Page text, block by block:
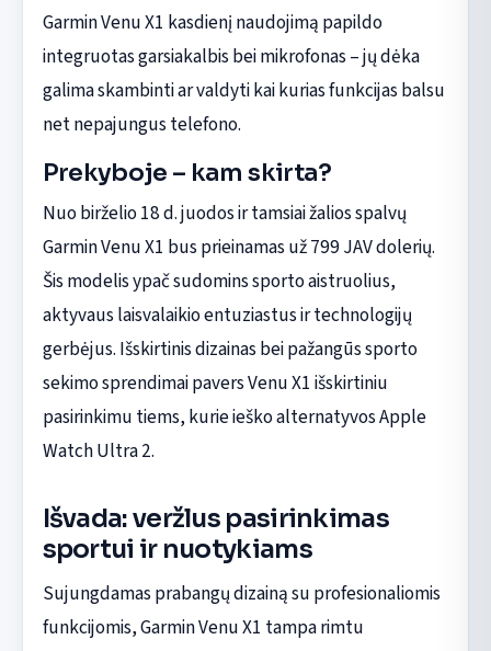
Garmin Venu X1 kasdienį naudojimą papildo
integruotas garsiakalbis bei mikrofonas – jų dėka
galima skambinti ar valdyti kai kurias funkcijas balsu
net nepajungus telefono.
Prekyboje – kam skirta?
Nuo birželio 18 d. juodos ir tamsiai žalios spalvų
Garmin Venu X1 bus prieinamas už 799 JAV dolerių.
Šis modelis ypač sudomins sporto aistruolius,
aktyvaus laisvalaikio entuziastus ir technologijų
gerbėjus. Išskirtinis dizainas bei pažangūs sporto
sekimo sprendimai pavers Venu X1 išskirtiniu
pasirinkimu tiems, kurie ieško alternatyvos Apple
Watch Ultra 2.
Išvada: veržlus pasirinkimas
sportui ir nuotykiams
Sujungdamas prabangų dizainą su profesionaliomis
funkcijomis, Garmin Venu X1 tampa rimtu